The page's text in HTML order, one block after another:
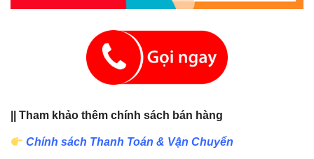
|| Tham khảo thêm chính sách bán hàng
Chính sách Thanh Toán & Vận Chuyển